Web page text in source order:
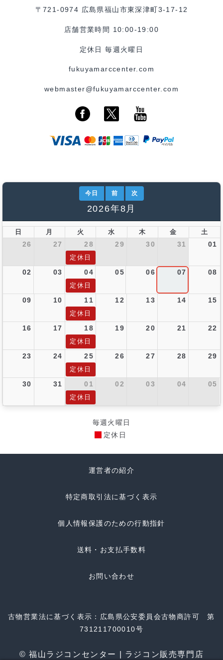
〒721-0974 広島県福山市東深津町3-17-12
店舗営業時間 10:00-19:00
定休日 毎週火曜日
fukuyamarccenter.com
webmaster@fukuyamarccenter.com
今日 前 次
2026年8月
日 月 火 水 木 金 土
26 27 28 29 30 31 01
定休日
02 03 04 05 06 07 08
定休日
09 10 11 12 13 14 15
定休日
16 17 18 19 20 21 22
定休日
23 24 25 26 27 28 29
定休日
30 31 01 02 03 04 05
定休日
毎週火曜日
定休日
運営者の紹介
特定商取引法に基づく表示
個人情報保護のための行動指針
送料・お支払手数料
お問い合わせ
古物営業法に基づく表示：広島県公安委員会古物商許可 第
731211700010号
© 福山ラジコンセンター | ラジコン販売専門店